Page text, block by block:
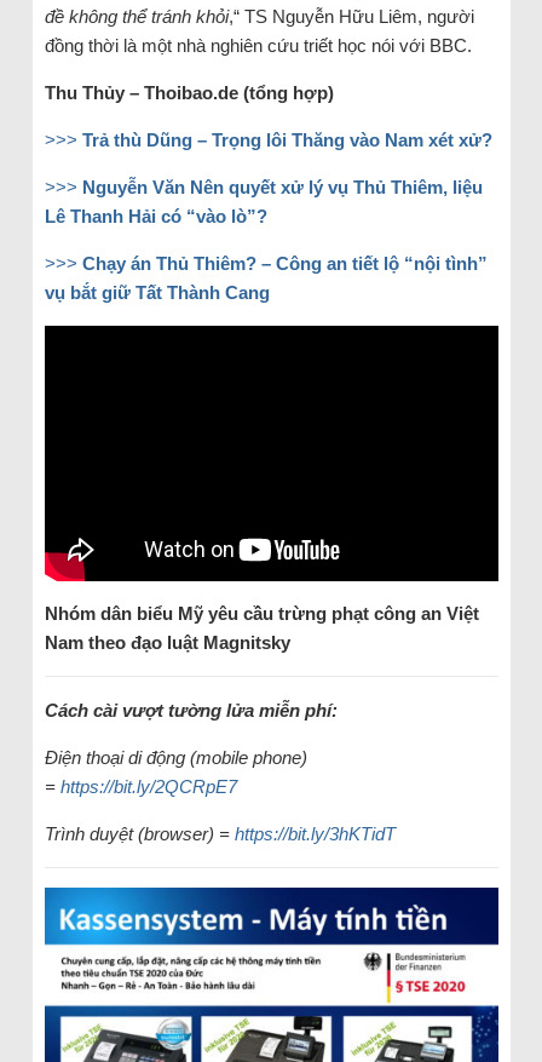
đề không thể tránh khỏi,“ TS Nguyễn Hữu Liêm, người
đồng thời là một nhà nghiên cứu triết học nói với BBC.
Thu Thủy – Thoibao.de (tổng hợp)
>>> Trả thù Dũng – Trọng lôi Thăng vào Nam xét xử?
>>> Nguyễn Văn Nên quyết xử lý vụ Thủ Thiêm, liệu
Lê Thanh Hải có “vào lò”?
>>> Chạy án Thủ Thiêm? – Công an tiết lộ “nội tình”
vụ bắt giữ Tất Thành Cang
Nhóm dân biểu Mỹ yêu cầu trừng phạt công an Việt
Nam theo đạo luật Magnitsky
Cách cài vượt tường lửa miễn phí:
Điện thoại di động (mobile phone)
= https://bit.ly/2QCRpE7
Trình duyệt (browser) = https://bit.ly/3hKTidT